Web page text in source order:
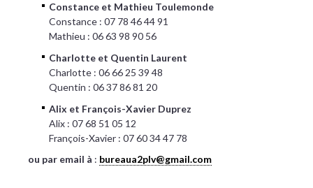
Constance et Mathieu Toulemonde
Constance : 07 78 46 44 91
Mathieu : 06 63 98 90 56
Charlotte et Quentin Laurent
Charlotte : 06 66 25 39 48
‪Quentin : 06 37 86 81 20
Alix et François-Xavier Duprez
Alix : 07 68 51 05 12
François-Xavier : 07 60 34 47 78
ou par email à : bureaua2plv@gmail.com